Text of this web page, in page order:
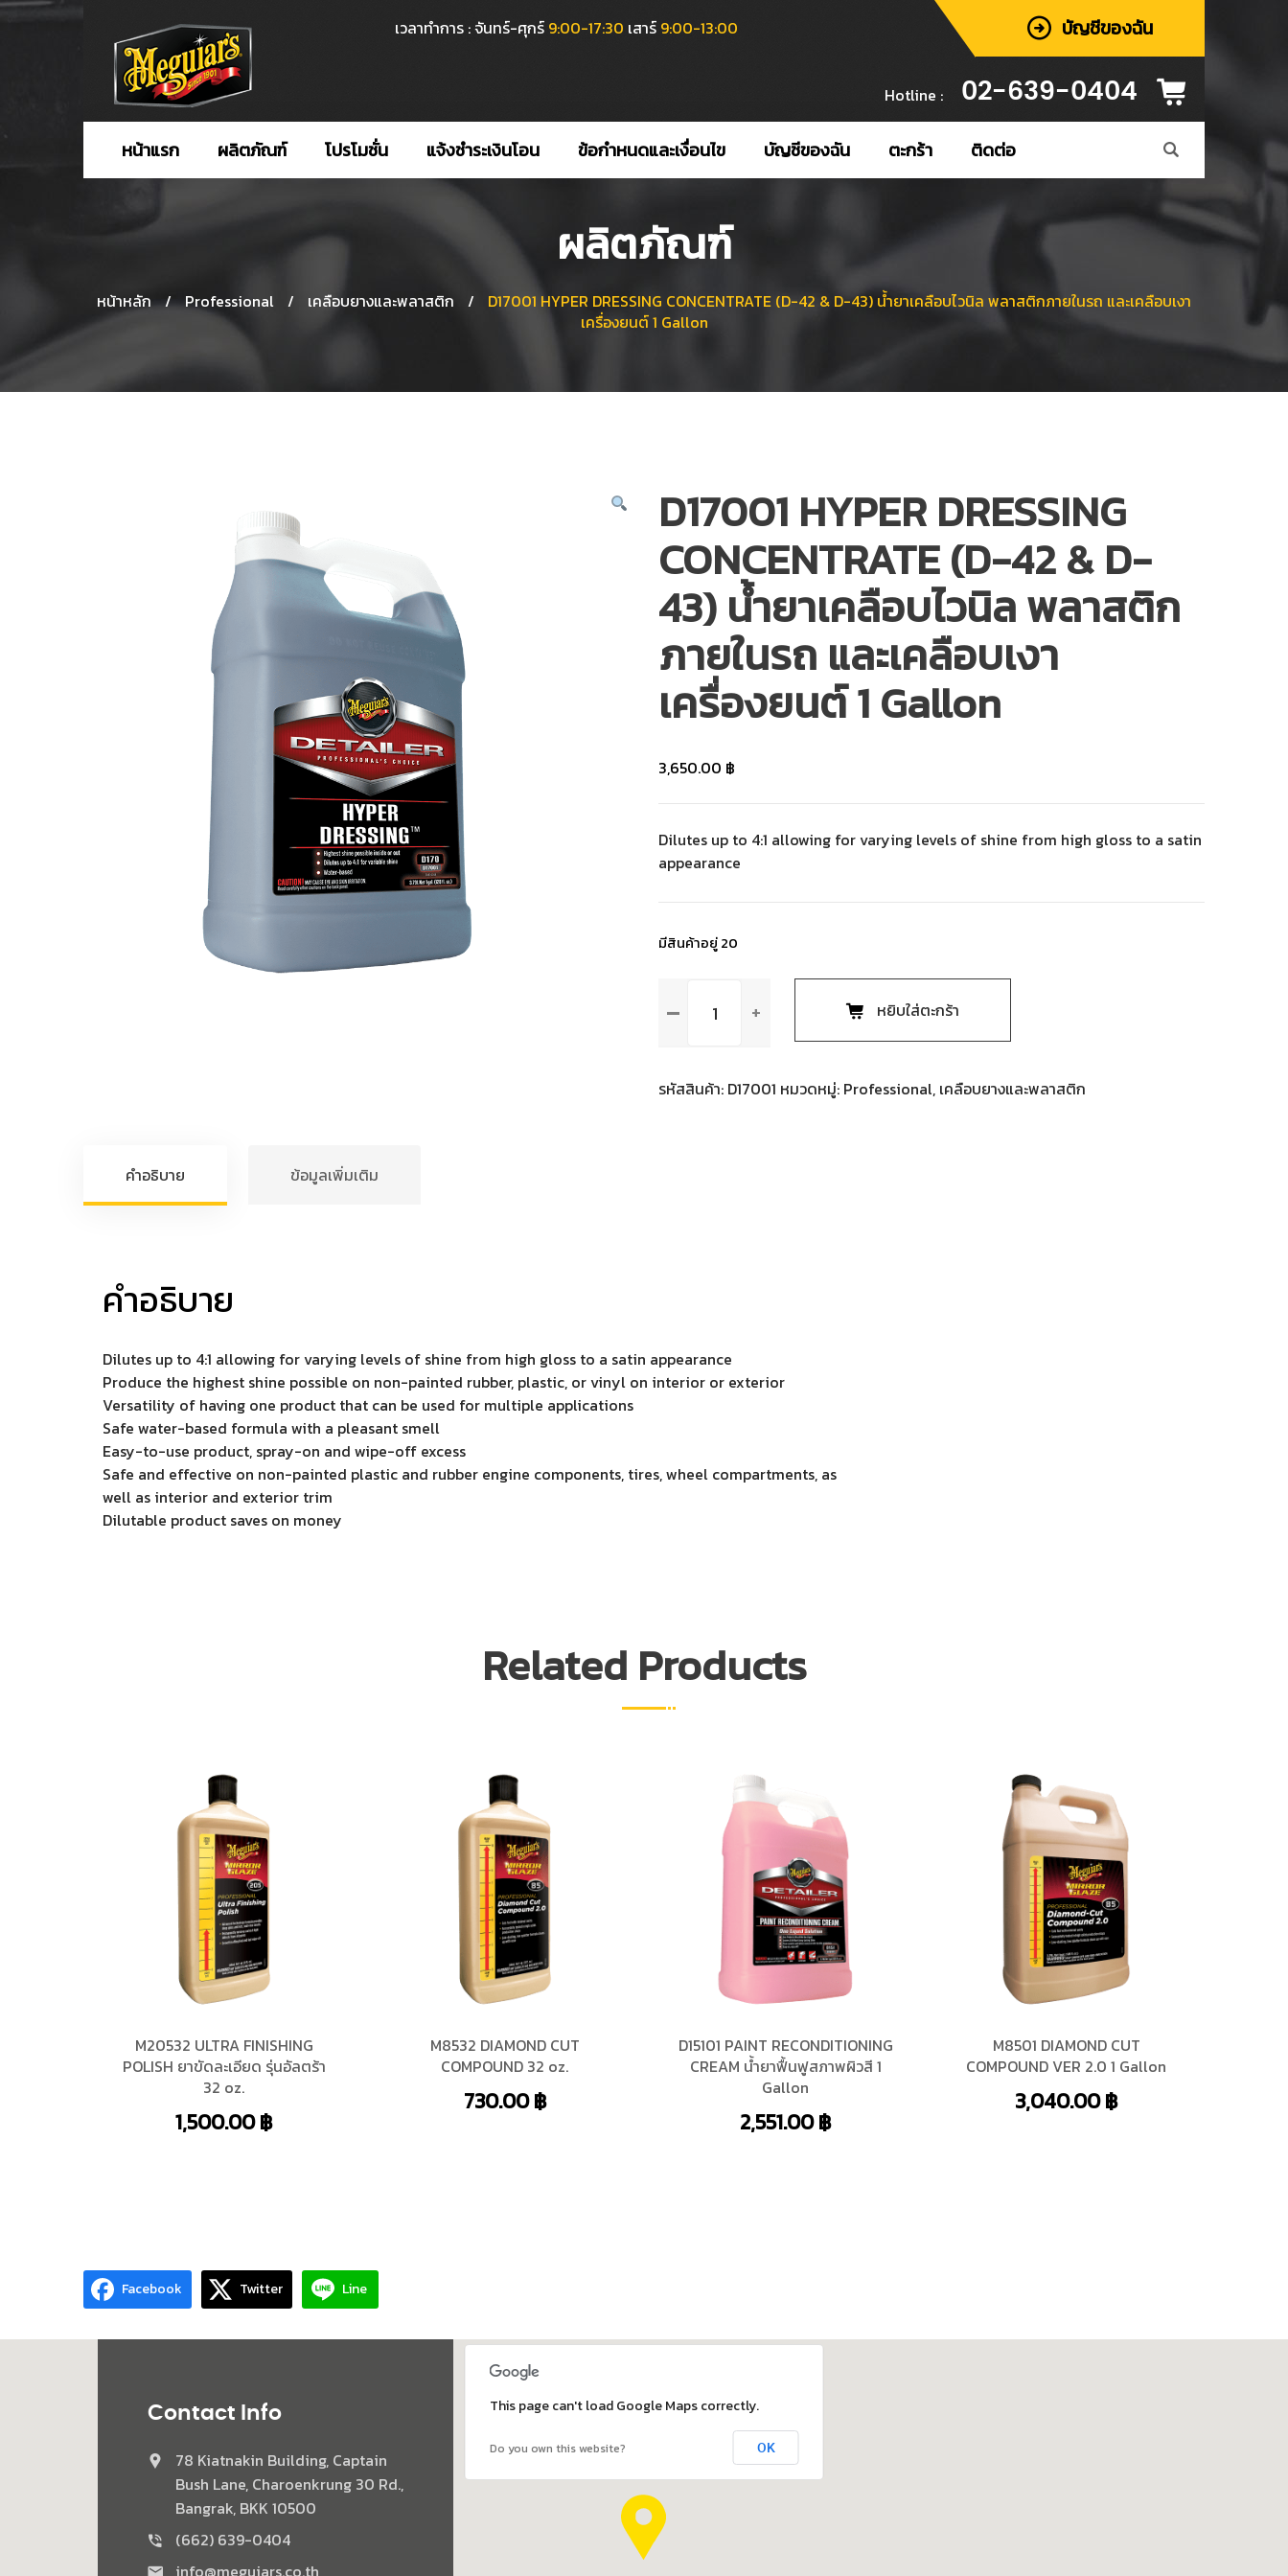
เวลาทำการ : จันทร์-ศุกร์ 9:00-17:30 เสาร์ 9:00-13:00 บัญชีของฉัน
Hotline : 02-639-0404
หน้าแรก ผลิตภัณฑ์ โปรโมชั่น แจ้งชำระเงินโอน ข้อกำหนดและเงื่อนไข บัญชีของฉัน ตะกร้า ติดต่อ
ผลิตภัณฑ์
หน้าหลัก / Professional / เคลือบยางและพลาสติก /
D17001 HYPER DRESSING CONCENTRATE (D-42 & D-43) น้ำยาเคลือบไวนิล พลาสติกภายในรถ และเคลือบเงา
เครื่องยนต์ 1 Gallon
D17001 HYPER DRESSING
CONCENTRATE (D-42 & D-
43) น้ำยาเคลือบไวนิล พลาสติก
ภายในรถ และเคลือบเงา
เครื่องยนต์ 1 Gallon
3,650.00 ฿
Dilutes up to 4:1 allowing for varying levels of shine from high gloss to a satin
appearance
มีสินค้าอยู่ 20
D17001
CONCENTRATE
รถ
และ
1
หยิบใส่ตะกร้า
รหัสสินค้า: D17001 หมวดหมู่: Professional, เคลือบยางและพลาสติก
คำอธิบาย ข้อมูลเพิ่มเติม
คำอธิบาย
Dilutes up to 4:1 allowing for varying levels of shine from high gloss to a satin appearance
Produce the highest shine possible on non-painted rubber, plastic, or vinyl on interior or exterior
Versatility of having one product that can be used for multiple applications
Safe water-based formula with a pleasant smell
Easy-to-use product, spray-on and wipe-off excess
Safe and effective on non-painted plastic and rubber engine components, tires, wheel compartments, as
well as interior and exterior trim
Dilutable product saves on money
Related Products
M20532 ULTRA FINISHING
POLISH ยาขัดละเอียด รุ่นอัลตร้า
32 oz.
1,500.00฿
M8532 DIAMOND CUT
COMPOUND 32 oz.
730.00฿
D15101 PAINT RECONDITIONING
CREAM น้ำยาฟื้นฟูสภาพผิวสี 1
Gallon
2,551.00฿
M8501 DIAMOND CUT
COMPOUND VER 2.0 1 Gallon
3,040.00฿
Facebook Twitter Line
This page can't load Google Maps correctly.
Do you own this website? OK
Contact Info
78 Kiatnakin Building, Captain
Bush Lane, Charoenkrung 30 Rd.,
Bangrak, BKK 10500
(662) 639-0404
info@meguiars.co.th